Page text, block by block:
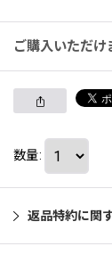
ご購入いただけ
数量:
返品特約に関